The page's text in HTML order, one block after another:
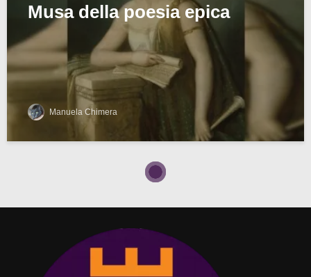
Musa della poesia epica
Manuela Chimera